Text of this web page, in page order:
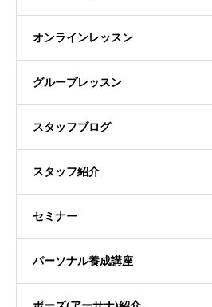
オンラインレッスン
グループレッスン
スタッフブログ
スタッフ紹介
セミナー
パーソナル養成講座